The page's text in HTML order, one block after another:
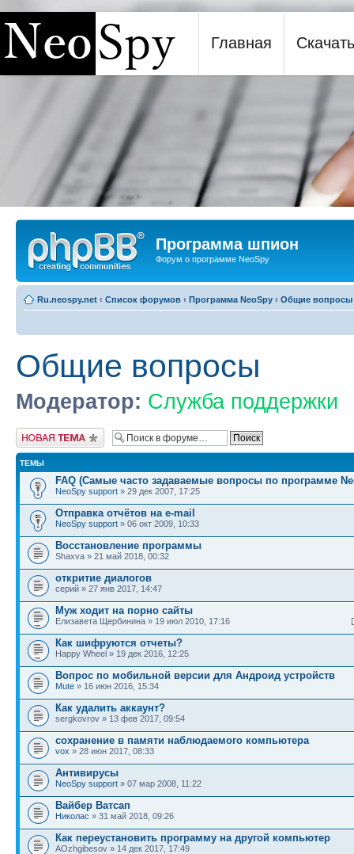
Программа шпион NeoSpy
Главная Скачать
Программа шпион
Форум о программе NeoSpy
Ru.neospy.net ‹ Список форумов ‹ Программа NeoSpy ‹ Общие вопросы
Общие вопросы
Модератор: Служба поддержки
Новая тема
ТЕМЫ
FAQ (Самые часто задаваемые вопросы по программе
NeoSpy support » 29 дек 2007, 17:25
Отправка отчётов на e-mail
NeoSpy support » 06 окт 2009, 10:33
Восстановление программы
Shaxva » 21 май 2018, 00:32
откритие диалогов
серий » 27 янв 2017, 14:47
Муж ходит на порно сайты
Елизавета Щербинина » 19 июл 2010, 17:16
Как шифруются отчеты?
Happy Wheel » 19 дек 2016, 12:25
Вопрос по мобильной версии для Андроид устройств
Mute » 16 июн 2016, 15:34
Как удалить аккаунт?
sergkovrov » 13 фев 2017, 09:54
сохранение в памяти наблюдаемого компьютера
vox » 28 июн 2017, 08:33
Антивирусы
NeoSpy support » 07 мар 2008, 11:22
Вайбер Ватсап
Николас » 31 май 2018, 09:26
Как переустановить программу на другой компьютер
AOzhgibesov » 14 дек 2017, 17:49